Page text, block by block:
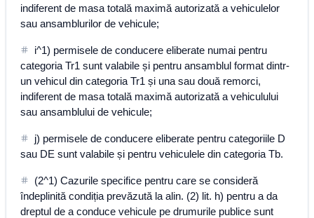
indiferent de masa totală maximă autorizată a vehiculelor
sau ansamblurilor de vehicule;
i^1) permisele de conducere eliberate numai pentru
categoria Tr1 sunt valabile și pentru ansamblul format dintr-
un vehicul din categoria Tr1 și una sau două remorci,
indiferent de masa totală maximă autorizată a vehiculului
sau ansamblului de vehicule;
j) permisele de conducere eliberate pentru categoriile D
sau DE sunt valabile și pentru vehiculele din categoria Tb.
(2^1) Cazurile specifice pentru care se consideră
îndeplinită condiția prevăzută la alin. (2) lit. h) pentru a da
dreptul de a conduce vehicule pe drumurile publice sunt